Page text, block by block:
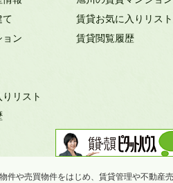
て
ョン
リスト
賃貸お気に入りリスト
賃貸閲覧履歴
や売買物件をはじめ、賃貸管理や不動産